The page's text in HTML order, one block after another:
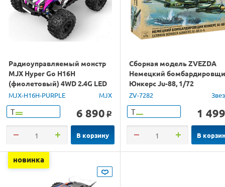
Радиоуправляемый монстр
MJX Hyper Go H16H
(фиолетовый) 4WD 2.4G LED
GPS 1/16 RTR
MJX-H16H-PURPLE MJX
Т 6 890 o
В корзину
Сборная модель ZVEZDA
Немецкий
Юнкерс Ju-88, 1/72
ZV-7282
Т 1 499
В
новинка